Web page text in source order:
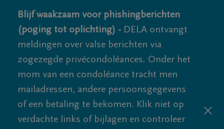
Blijf waakzaam voor phishingberichten
(poging tot oplichting) - DELA ontvangt
meldingen over valse berichten via
zogezegde privécondoléances. Onder het
mom van een condoléance tracht men
mailadressen, andere persoonsgegevens
of een betaling te bekomen. Klik niet op
verdachte links of bijlagen en controleer